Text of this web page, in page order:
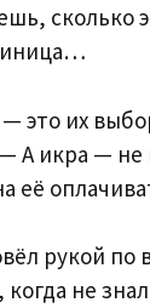
сколько
это их
А икра —
её
рукой по
когда не